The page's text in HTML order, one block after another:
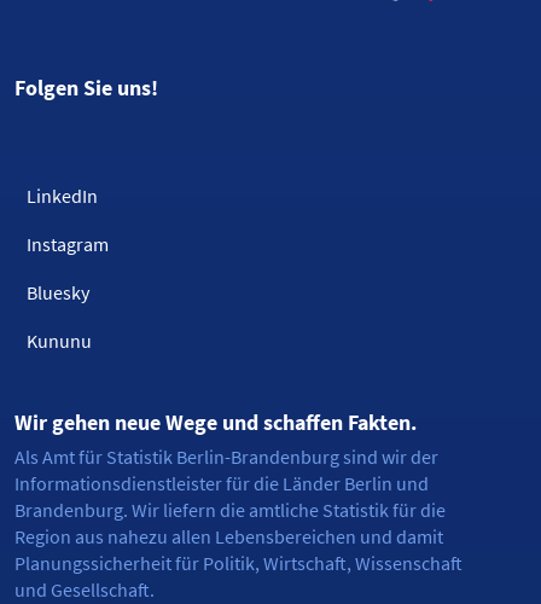
Folgen Sie uns!
LinkedIn
Instagram
Bluesky
Kununu
Wir gehen neue Wege und schaffen Fakten.
Als Amt für Statistik Berlin-Brandenburg sind wir der
Informationsdienstleister für die Länder Berlin und
Brandenburg. Wir liefern die amtliche Statistik für die
Region aus nahezu allen Lebensbereichen und damit
Planungssicherheit für Politik, Wirtschaft, Wissenschaft
und Gesellschaft.